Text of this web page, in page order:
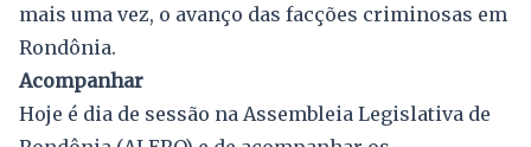
mais uma vez, o avanço das facções criminosas em
Rondônia.
Acompanhar
Hoje é dia de sessão na Assembleia Legislativa de